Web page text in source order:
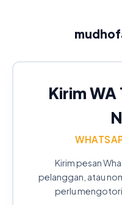
Kirim WA
Kirim pesan
pelanggan, atau
perlu mengotori